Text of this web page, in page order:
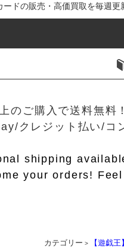
ドの販売・高価買取を毎週更
のご購入で送料無料
クレジット払い/コ
shipping
your orders!
カテゴリー >
【遊戯